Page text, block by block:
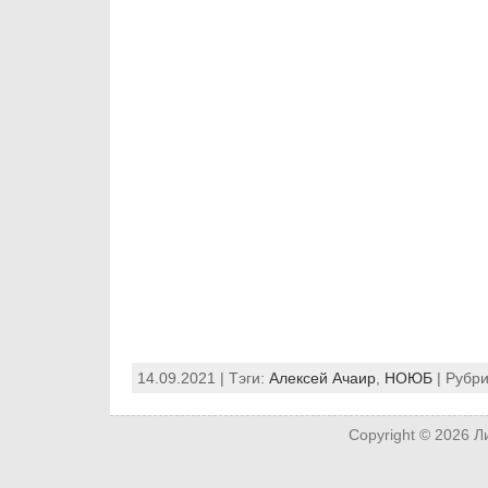
14.09.2021 | Тэги: Алексей Ачаир, НОЮБ|
Copyright © 2026